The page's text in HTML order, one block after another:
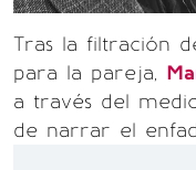
Tras la filtración
para la pareja,
a través del
de narrar el